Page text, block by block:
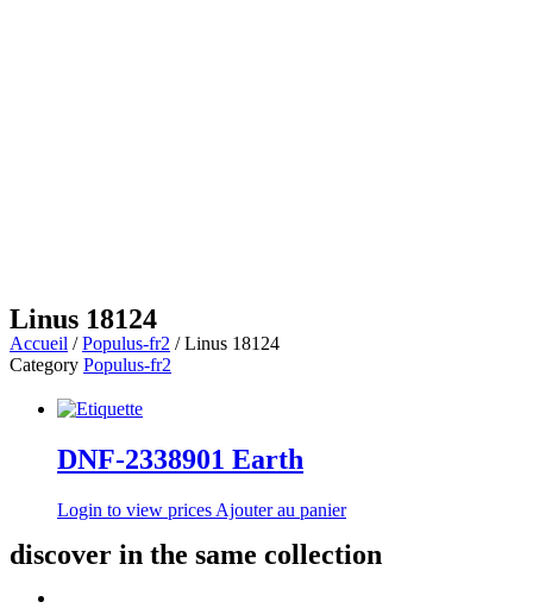
Linus 18124
Accueil /Populus-fr2 / Linus 18124
Category Populus-fr2
DNF-2338901 Earth
Login to view prices Ajouter au panier
discover in the same collection